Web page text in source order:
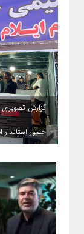
گزارش
حضور استاندار